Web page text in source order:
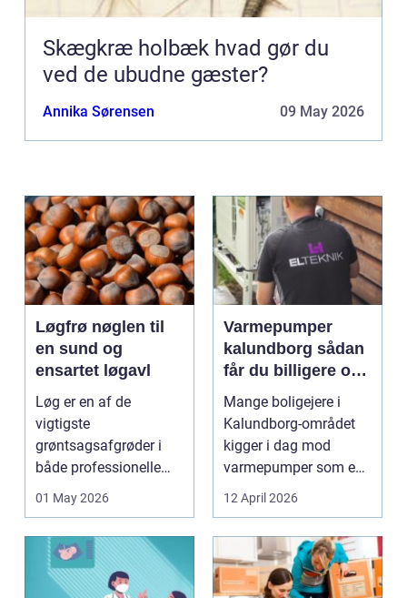
Skægkræ holbæk hvad gør du
ved de ubudne gæster?
Annika Sørensen 09 May 2026
Løgfrø nøglen til
en sund og
ensartet løgavl
Løg er en af de
vigtigste
grøntsagsafgrøder i
både professionelle
køkkenhaver og større
landbrugspro...
01 May 2026
Varmepumper
kalundborg sådan
får du billigere og
mere bæredygtig
varme
Mange boligejere i
Kalundborg-området
kigger i dag mod
varmepumper som en
vej til lavere
varmeregnin...
12 April 2026